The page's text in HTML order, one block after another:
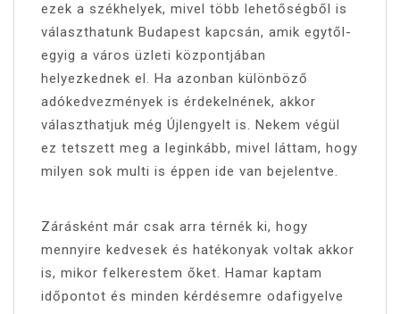
ezek a székhelyek, mivel több lehetőségből is
választhatunk Budapest kapcsán, amik egytől-
egyig a város üzleti központjában
helyezkednek el. Ha azonban különböző
adókedvezmények is érdekelnének, akkor
választhatjuk még Újlengyelt is. Nekem végül
ez tetszett meg a leginkább, mivel láttam, hogy
milyen sok multi is éppen ide van bejelentve.
Zárásként már csak arra térnék ki, hogy
mennyire kedvesek és hatékonyak voltak akkor
is, mikor felkerestem őket. Hamar kaptam
időpontot és minden kérdésemre odafigyelve